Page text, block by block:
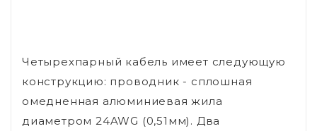
Четырехпарный кабель имеет следующую
конструкцию: проводник - сплошная
омедненная алюминиевая жила
диаметром 24AWG (0,51мм). Два